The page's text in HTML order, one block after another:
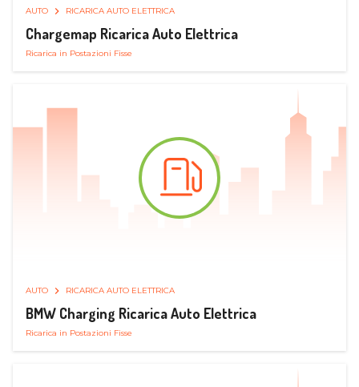
AUTO RICARICA AUTO ELETTRICA
Chargemap Ricarica Auto Elettrica
Ricarica in Postazioni Fisse
AUTO RICARICA AUTO ELETTRICA
BMW Charging Ricarica Auto Elettrica
Ricarica in Postazioni Fisse